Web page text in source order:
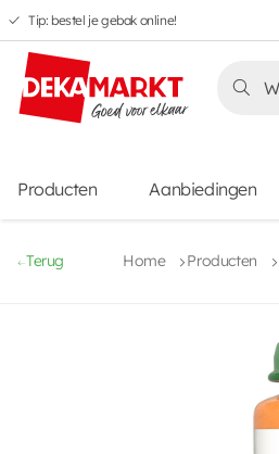
Overslaan
naar
hoofdnavigatie
Overslaan
naar
hoofdinhoud
Overslaan
naar
voettekstinhoud
Overslaan
naar
aanbiedingen
Tip: bestel je gebak online!
Producten Aanbiedingen
Terug Home Producten